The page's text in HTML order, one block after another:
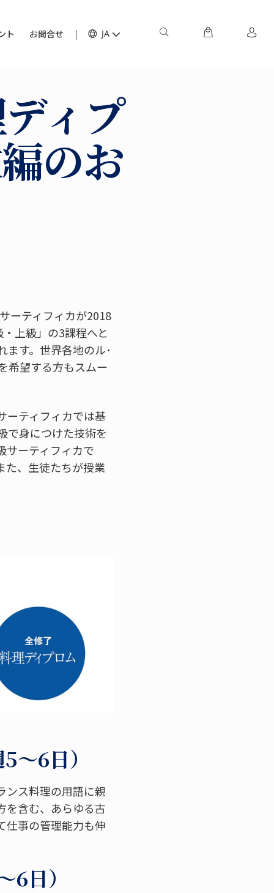
ト お問合せ JA
ィプ
のお
ーティフィカが2018
上級」の3課程へと
す。世界各地のル･
希望する方もスムー
ーティフィカでは基
で身につけた技術を
サーティフィカで
た、生徒たちが授業
～6日）
ンス料理の用語に親
を含む、あらゆる古
仕事の管理能力も伸
日）